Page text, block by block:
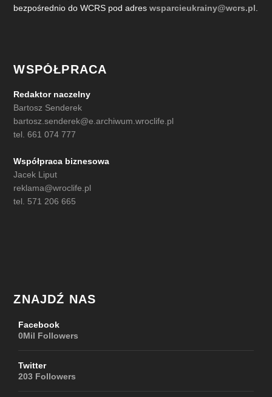
bezpośrednio do WCRS pod adreswsparcieukrainy@wcrs.pl
WSPÓŁPRACA
Redaktor naczelny
Bartosz Senderek
bartosz.senderek@e.archiwum.wroclife.pl
tel. 661 074 777
Współpraca biznesowa
Jacek Liput
reklama@wroclife.pl
tel. 571 206 665
ZNAJDŹ NAS
Facebook
0Mil Followers
Twitter
203 Followers